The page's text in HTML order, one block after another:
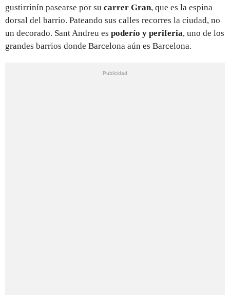
gustirrinín pasearse por su carrer Gran, que es la espina
dorsal del barrio. Pateando sus calles recorres la ciudad, no
un decorado. Sant Andreu es poderío y periferia, uno de los
grandes barrios donde Barcelona aún es Barcelona.